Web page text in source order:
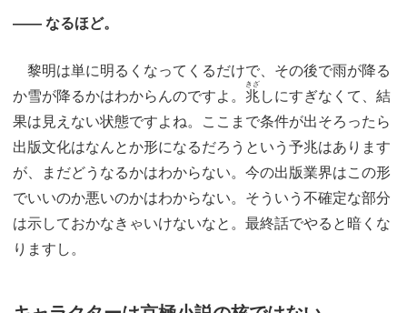
―― なるほど。
黎明は単に明るくなってくるだけで、その後で雨が降る
か雪が降るかはわからんのですよ。 兆
きざ
しにすぎなくて、結
果は見えない状態ですよね。ここまで条件が出そろったら
出版文化はなんとか形になるだろうという予兆はあります
が、まだどうなるかはわからない。今の出版業界はこの形
でいいのか悪いのかはわからない。そういう不確定な部分
は示しておかなきゃいけないなと。最終話でやると暗くな
りますし。